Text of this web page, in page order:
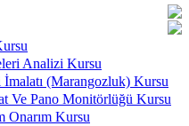
Analizi Kursu
İmalatı (Marangozluk) Kursu
Ve Pano Monitörlüğü Kursu
Onarım Kursu